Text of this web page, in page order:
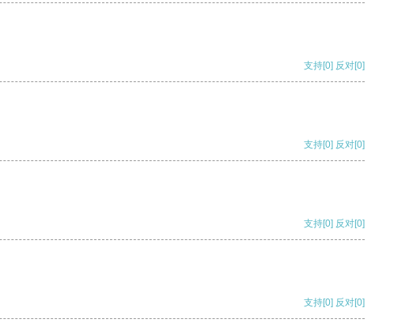
支持[0] 反对[0]
支持[0] 反对[0]
支持[0] 反对[0]
支持[0] 反对[0]